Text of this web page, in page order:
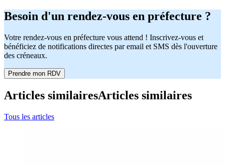
Besoin d'un rendez-vous en préfecture ?
Votre rendez-vous en préfecture vous attend ! Inscrivez-vous et
bénéficiez de notifications directes par email et SMS dès l'ouverture
des créneaux.
Prendre mon RDV
Articles similairesArticles similaires
Tous les articles